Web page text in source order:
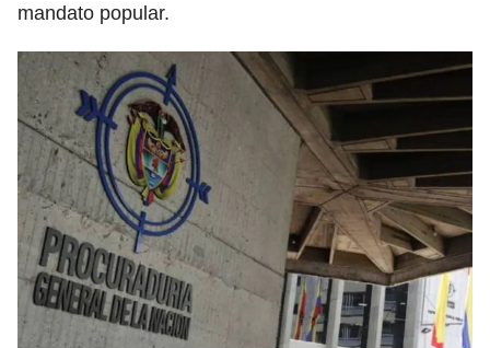
mandato popular.